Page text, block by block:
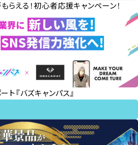
らえる！初心者応援キャンペーン！
『バズキャンパス』